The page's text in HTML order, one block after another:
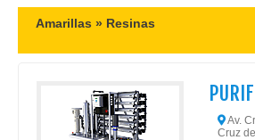
Amarillas » Resinas
Av.
Cruz